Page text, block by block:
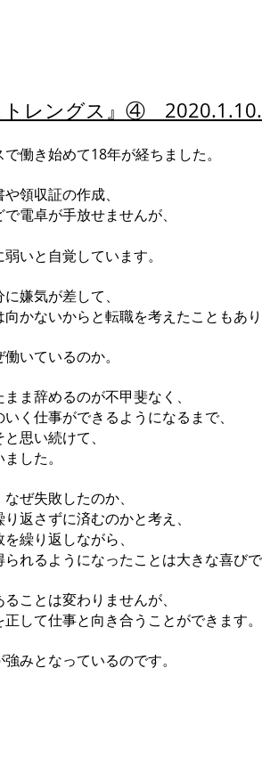
トレングス』④
働き始めて18年が経ちました。
領収証の作成、
電卓が手放せませんが、
いと自覚しています。
嫌気が差して、
かないからと転職を考えたこともあ
いているのか。
ま辞めるのが不甲斐なく、
く仕事ができるようになるまで、
思い続けて、
した。
ぜ失敗したのか、
返さずに済むのかと考え、
繰り返しながら、
れるようになったことは大きな喜び
ことは変わりませんが、
して仕事と向き合うことができます。
みとなっているのです。